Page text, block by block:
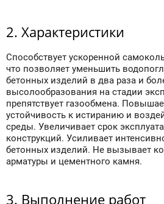
2. Характеристики
Способствует ускоренной
что позволяет уменьшить
бетонных изделий в два раза и
высолообразования на стадии
препятствует газообмена.
устойчивость к истиранию и
среды. Увеличивает срок
конструкций. Усиливает
бетонных изделий. Не вызывает
арматуры и цементного камня.
3. Выполнение работ